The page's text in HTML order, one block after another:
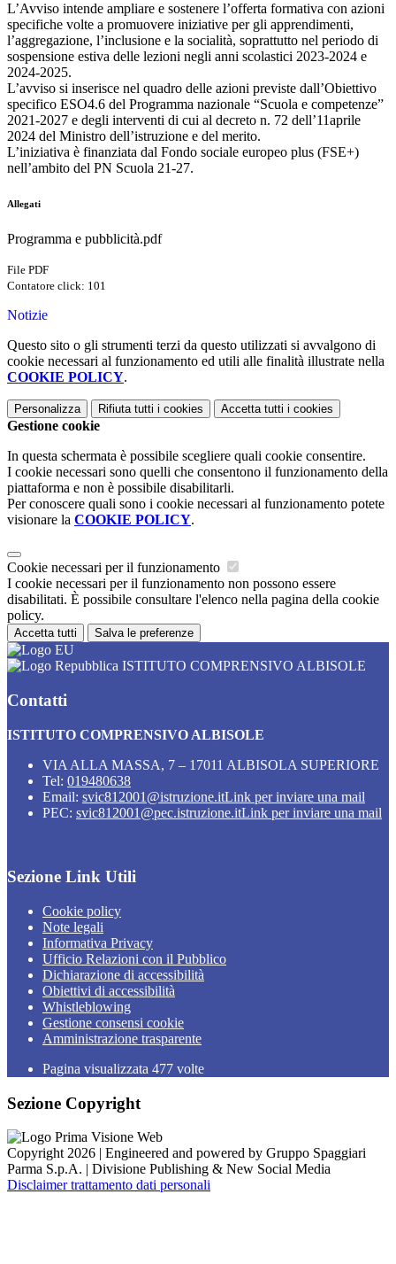
L’Avviso intende ampliare e sostenere l’offerta formativa con azioni
specifiche volte a promuovere iniziative per gli apprendimenti,
l’aggregazione, l’inclusione e la socialità, soprattutto nel periodo di
sospensione estiva delle lezioni negli anni scolastici 2023-2024 e
2024-2025.
L’avviso si inserisce nel quadro delle azioni previste dall’Obiettivo
specifico ESO4.6 del Programma nazionale “Scuola e competenze”
2021-2027 e degli interventi di cui al decreto n. 72 dell’11aprile
2024 del Ministro dell’istruzione e del merito.
L’iniziativa è finanziata dal Fondo sociale europeo plus (FSE+)
nell’ambito del PN Scuola 21-27.
Allegati
Programma e pubblicità.pdf
File PDF
Contatore click: 101
Notizie
Questo sito o gli strumenti terzi da questo utilizzati si avvalgono di
cookie necessari al funzionamento ed utili alle finalità illustrate nella
COOKIE POLICY.
Personalizza Rifiuta tutti i cookies Accetta tutti i cookies
Gestione cookie
In questa schermata è possibile scegliere quali cookie consentire.
I cookie necessari sono quelli che consentono il funzionamento della
piattaforma e non è possibile disabilitarli.
Per conoscere quali sono i cookie necessari al funzionamento potete
visionare la COOKIE POLICY.
Cookie necessari per il funzionamento
I cookie necessari per il funzionamento non possono essere
disabilitati. È possibile consultare l'elenco nella pagina della cookie
policy.
Accetta tutti Salva le preferenze
ISTITUTO COMPRENSIVO ALBISOLE
Contatti
ISTITUTO COMPRENSIVO ALBISOLE
VIA ALLA MASSA, 7 – 17011 ALBISOLA SUPERIORE
Tel: 019480638
Email: svic812001@istruzione.itLink per inviare una mail
PEC: svic812001@pec.istruzione.itLink per inviare una mail
Sezione Link Utili
Cookie policy
Note legali
Informativa Privacy
Ufficio Relazioni con il Pubblico
Dichiarazione di accessibilità
Obiettivi di accessibilità
Whistleblowing
Gestione consensi cookie
Amministrazione trasparente
Pagina visualizzata 477 volte
Sezione Copyright
Copyright 2026 | Engineered and powered by Gruppo Spaggiari
Parma S.p.A. | Divisione Publishing & New Social Media
Disclaimer trattamento dati personali